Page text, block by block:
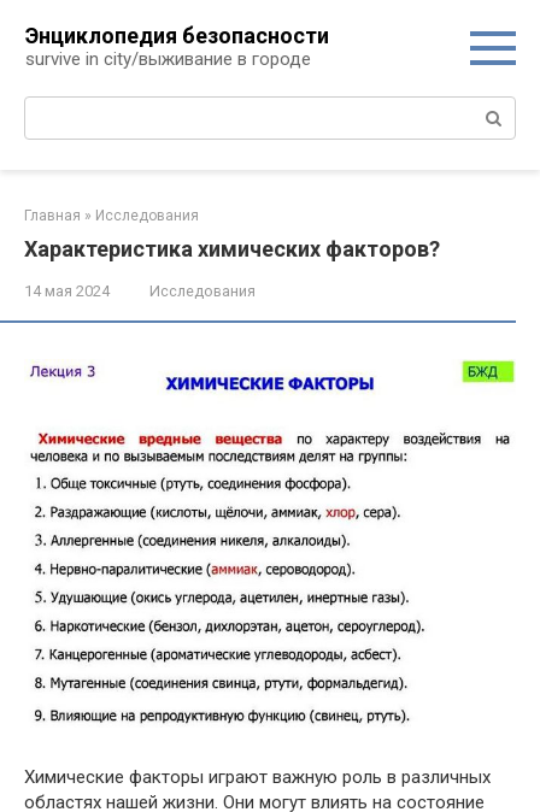
контенту
Энциклопедия безопасности
survive in city/выживание в городе
Поиск:
Главная » Исследования
Характеристика химических факторов?
14 мая 2024 Исследования
Химические факторы играют важную роль в различных
областях нашей жизни. Они могут влиять на состояние